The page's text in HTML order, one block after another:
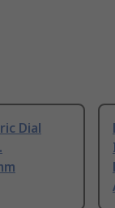
Dial